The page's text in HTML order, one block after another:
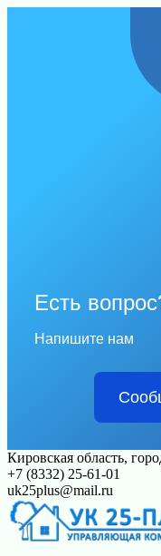
Есть
Напишите нам
Перейти
к
контенту
Кировская область,
+7 (8332) 25-61-01
uk25plus@mail.ru